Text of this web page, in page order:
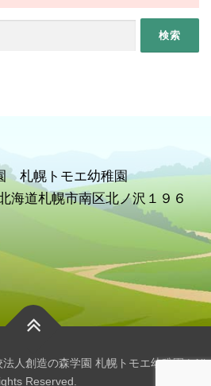
札幌トモエ幼稚園
海道札幌市南区北ノ沢１９６
創造の森学園 札幌トモエ幼稚園 | All
Reserved.